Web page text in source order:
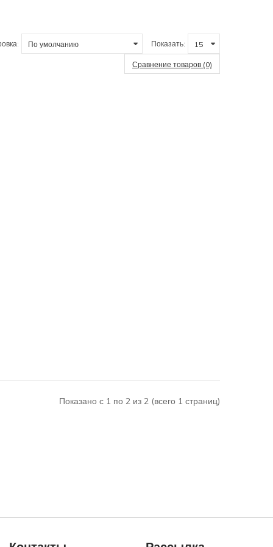
8 кг С загрузкой 9 кг С загрузкой 10 кг
фронтальной загрузкой
стали
баком
защитой от скачков напряжения
Узкие стиральные машины
Показать:
Сравнение товаров (0)
Показано с 1 по 2 из 2 (всего 1 страниц)